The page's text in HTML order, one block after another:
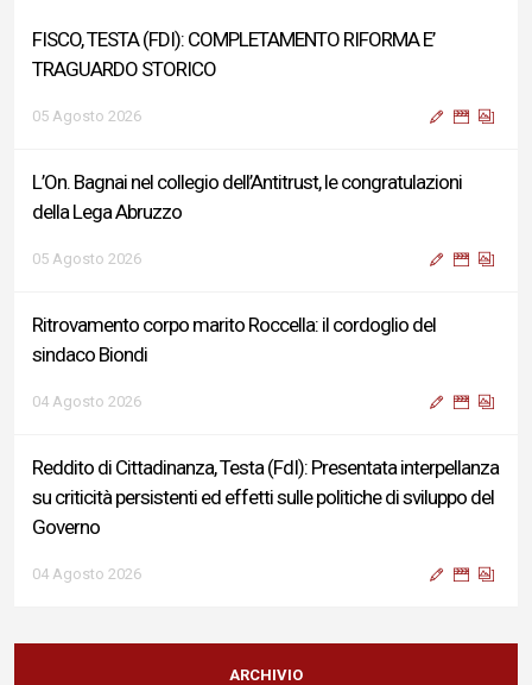
FISCO, TESTA (FDI): COMPLETAMENTO RIFORMA E’
TRAGUARDO STORICO
05 Agosto 2026
L’On. Bagnai nel collegio dell’Antitrust, le congratulazioni
della Lega Abruzzo
05 Agosto 2026
Ritrovamento corpo marito Roccella: il cordoglio del
sindaco Biondi
04 Agosto 2026
Reddito di Cittadinanza, Testa (FdI): Presentata interpellanza
su criticità persistenti ed effetti sulle politiche di sviluppo del
Governo
04 Agosto 2026
Sigismondi, Liris e Testa: “Profondo cordoglio e vicinanza al
Ministro Roccella e alla sua famiglia”
ARCHIVIO